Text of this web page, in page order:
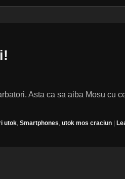
Asta ca sa aiba Mosu cu
utok, Smartphones, utok mos craciun